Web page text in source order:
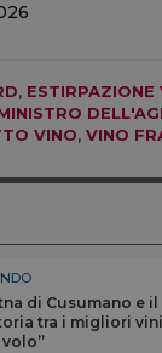
, ESTIRPAZIONE
VINO, VINO
di Cusumano e
tra i migliori
volo”